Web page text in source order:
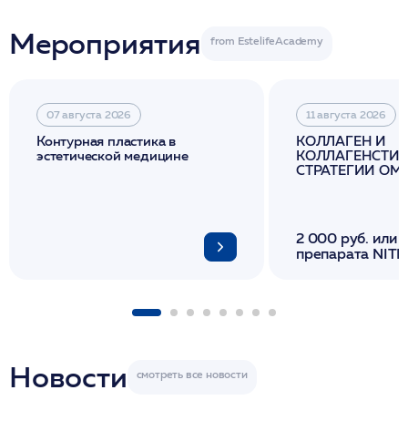
Мероприятия
07 августа 2026
Контурная пластика в
эстетической медицине
11 августа 2026
КОЛЛАГЕН И
СТРАТЕГИИ
2 000 руб. или
препарата
Новости